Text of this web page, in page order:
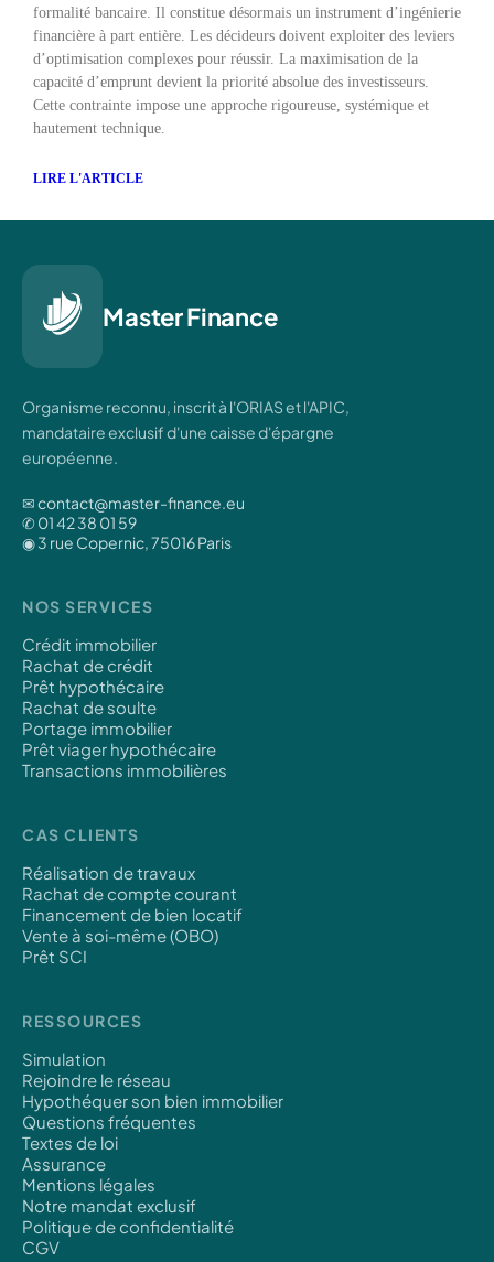
formalité bancaire. Il constitue désormais un instrument d’ingénierie
financière à part entière. Les décideurs doivent exploiter des leviers
d’optimisation complexes pour réussir. La maximisation de la
capacité d’emprunt devient la priorité absolue des investisseurs.
Cette contrainte impose une approche rigoureuse, systémique et
hautement technique.
LIRE L'ARTICLE
Master Finance
Organisme reconnu, inscrit à l'ORIAS et l'APIC,
mandataire exclusif d'une caisse d'épargne
européenne.
✉ contact@master-finance.eu
✆ 01 42 38 01 59
◉ 3 rue Copernic, 75016 Paris
NOS SERVICES
Crédit immobilier
Rachat de crédit
Prêt hypothécaire
Rachat de soulte
Portage immobilier
Prêt viager hypothécaire
Transactions immobilières
CAS CLIENTS
Réalisation de travaux
Rachat de compte courant
Financement de bien locatif
Vente à soi-même (OBO)
Prêt SCI
RESSOURCES
Simulation
Rejoindre le réseau
Hypothéquer son bien immobilier
Questions fréquentes
Textes de loi
Assurance
Mentions légales
Notre mandat exclusif
Politique de confidentialité
CGV